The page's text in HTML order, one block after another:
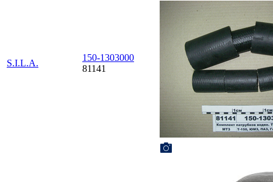
S.I.L.A.
150-1303000
81141